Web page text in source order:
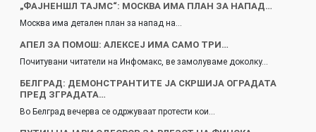
„ФАЈНЕНШЛ ТАЈМС“: МОСКВА ИМА ПЛАН ЗА НАПАД…
Москва има детален план за напад на…
АПЕЛ ЗА ПОМОШ: АЛЕКСЕЈ ИМА САМО ТРИ…
Почитувани читатели на Инфомакс, ве замолуваме доколку…
БЕЛГРАД: ДЕМОНСТРАНТИТЕ ЈА СКРШИЈА ОГРАДАТА
ПРЕД ЗГРАДАТА…
Во Белград вечерва се одржуваат протести кои…